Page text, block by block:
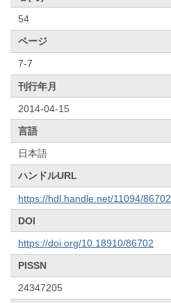
54
ページ
7-7
刊行年月
2014-04-15
言語
日本語
ハンドルURL
https://hdl.handle.net/11094/86702
DOI
https://doi.org/10.18910/86702
PISSN
24347205